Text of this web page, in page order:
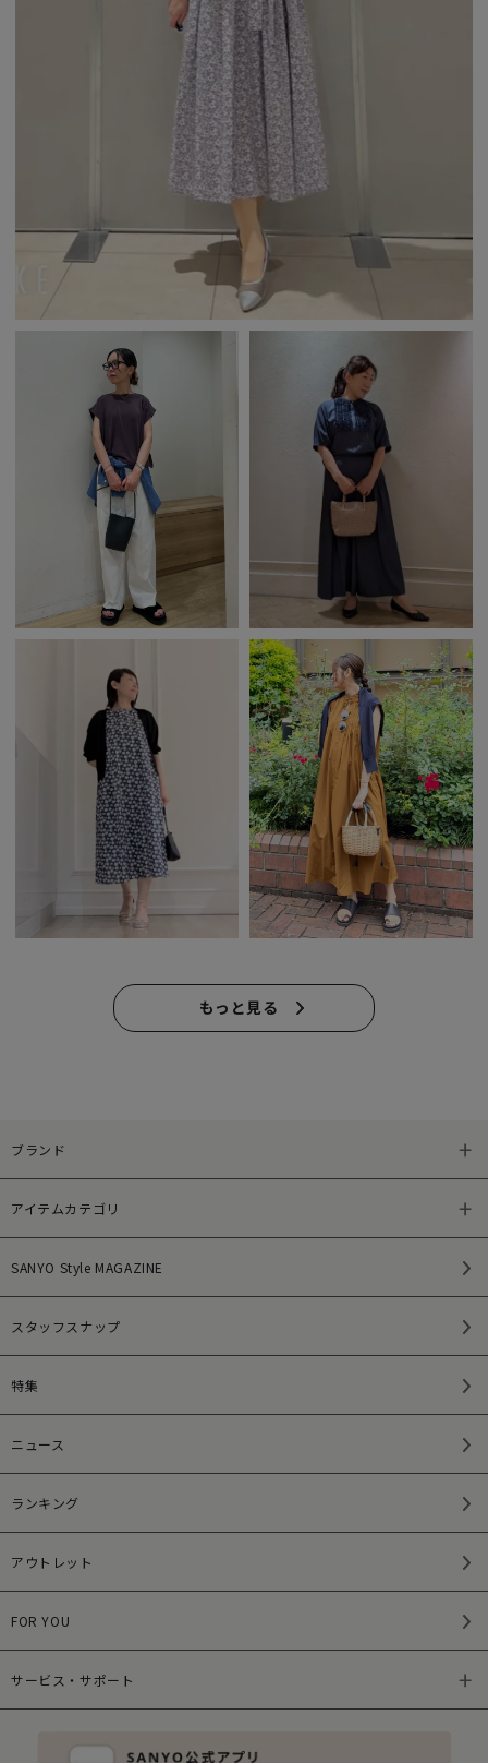
もっと見る
ブランド
アイテムカテゴリ
SANYO Style MAGAZINE
スタッフスナップ
特集
ニュース
ランキング
アウトレット
FOR YOU
サービス・サポート